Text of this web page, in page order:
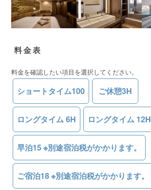
料金表
料金を確認したい項目を選択してください。
ショートタイム100 ご休憩3H
ロングタイム 6H ロングタイム 12H
早泊15 ※別途宿泊税がかかります。
ご宿泊18 ※別途宿泊税がかかります。